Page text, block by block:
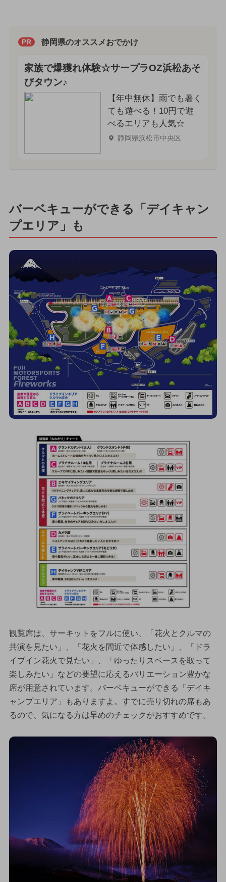
PR 静岡県のオススメおでかけ
家族で爆獲れ体験☆サープラOZ浜松あそ
びタウン♪
【年中無休】雨でも暑く
ても遊べる！10円で遊
べるエリアも人気☆
静岡県浜松市中央区
バーベキューができる「デイキャン
プエリア」も
観覧席は、サーキットをフルに使い、「花火とクルマの
共演を見たい」、「花火を間近で体感したい」、「ドラ
イブイン花火で見たい」、「ゆったりスペースを取って
楽しみたい」などの要望に応えるバリエーション豊かな
席が用意されています。バーベキューができる「デイキ
ャンプエリア」もありますよ。すでに売り切れの席もあ
るので、気になる方は早めのチェックがおすすめです。